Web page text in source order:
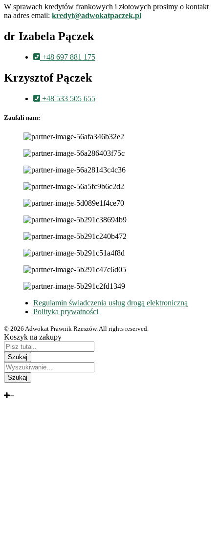
W sprawach kredytów frankowych i złotowych prosimy o kontakt
na adres email: kredyt@adwokatpaczek.pl
dr Izabela Pączek
+48 697 881 175
Krzysztof Pączek
+48 533 505 655
Zaufali nam:
Regulamin świadczenia usług drogą elektroniczną
Polityka prywatności
© 2026 Adwokat Prawnik Rzeszów. All rights reserved.
Koszyk na zakupy